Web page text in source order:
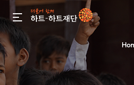
gnb menu open